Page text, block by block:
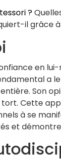
?
il grâce
en
a
Son
Cette
à se
et